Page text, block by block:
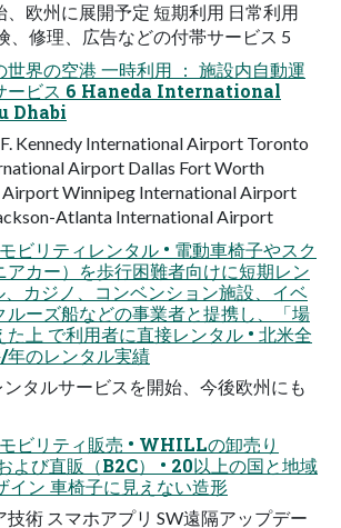
、欧州に展開予定 短期利用 日常利用
、修理、広告などの付帯サービス 5
世界の空港 一時利用 ： 施設内自動運
ービス 6 Haneda International
Dhabi
Kennedy International Airport Toronto
Airport Dallas Fort Worth
Winnipeg International Airport
Atlanta International Airport
ビリティレンタル • 電動車椅子やスク
アカー）を歩行困難者向けに短期レン
、カジノ、コンベンション施設、イベ
ルーズ船などの事業者と提携し、「場
た上 で利用者に直接レンタル • 北米全
のレンタル実績
ンタルサービスを開始、今後欧州にも
ビリティ販売 • WHILLの卸売り
よび直販（B2C） • 20以上の国と地域
イン 車椅子に見えない造形
技術 スマホアプリ SW遠隔アップデー